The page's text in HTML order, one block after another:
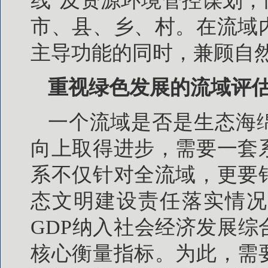
市、县、乡、村。在流域
主导功能的同时，兼顾自
重视绿色发展的流域评
一个流域是否是生态海
向上取得进步，需要一
系不仅针对全流域，更
态文明建设责任落实情
GDP纳入社会经济发展
核心衡量指标。为此，需